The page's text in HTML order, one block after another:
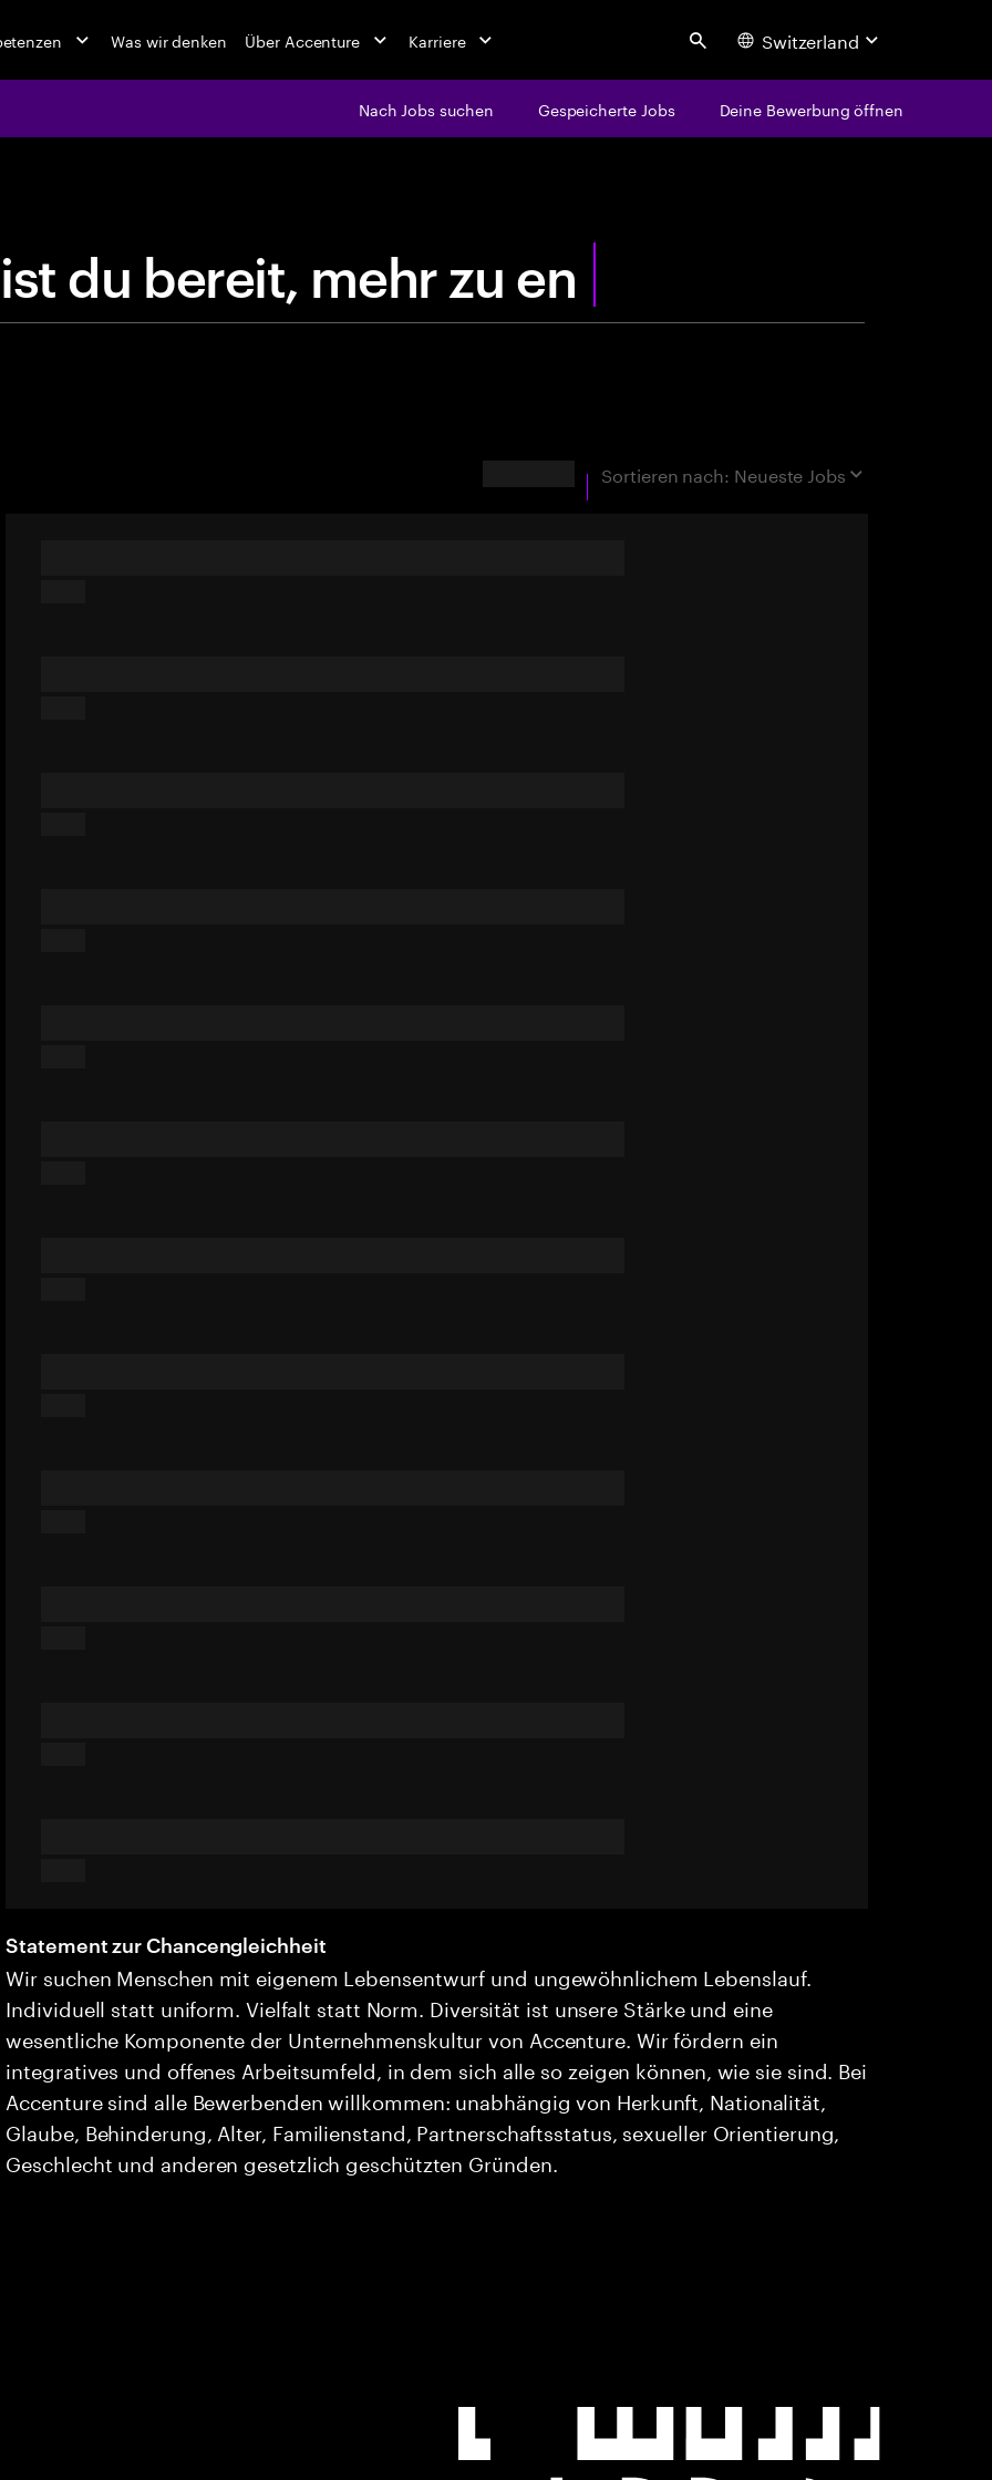
Was wir denken Über Accenture Karriere Search Switzerland
Nach Jobs suchen Gespeicherte Jobs Deine Bewerbung öffnen
Bistdubereit,m
Sortieren nach: Neueste Jobs
Statement zur Chancengleichheit
Wir suchen Menschen mit eigenem Lebensentwurf und ungewöhnlichem Lebenslauf.
Individuell statt uniform. Vielfalt statt Norm. Diversität ist unsere Stärke und eine
wesentliche Komponente der Unternehmenskultur von Accenture. Wir fördern ein
integratives und offenes Arbeitsumfeld, in dem sich alle so zeigen können, wie sie sind. Bei
Accenture sind alle Bewerbenden willkommen: unabhängig von Herkunft, Nationalität,
Glaube, Behinderung, Alter, Familienstand, Partnerschaftsstatus, sexueller Orientierung,
Geschlecht und anderen gesetzlich geschützten Gründen.